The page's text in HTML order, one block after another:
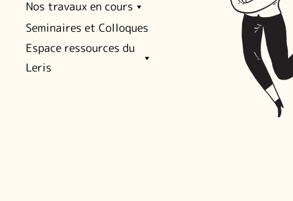
Nos travaux en cours
Seminaires et Colloques
Espace ressources du
Leris